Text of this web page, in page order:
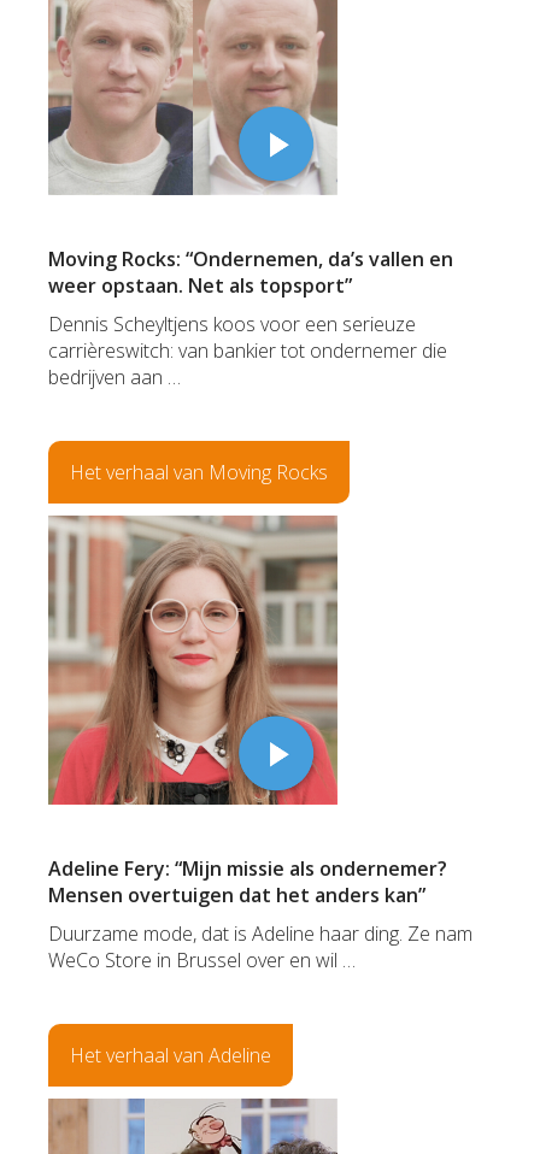
Moving Rocks: “Ondernemen, da’s vallen en
weer opstaan. Net als topsport”
Dennis Scheyltjens koos voor een serieuze
carrièreswitch: van bankier tot ondernemer die
bedrijven aan …
Het verhaal van Moving Rocks
Adeline Fery: “Mijn missie als ondernemer?
Mensen overtuigen dat het anders kan”
Duurzame mode, dat is Adeline haar ding. Ze nam
WeCo Store in Brussel over en wil …
Het verhaal van Adeline